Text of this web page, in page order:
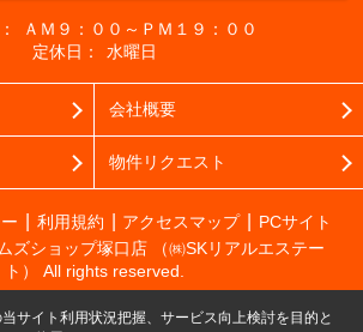
ＡＭ９：００～ＰＭ１９：００
定休日：
水曜日
会社概要
物件リクエスト
利用規約 アクセスマップ
PCサイト
ズショップ塚口店 （㈱SKリアルエステー
ト） All rights reserved.
サイト利用状況把握、サービス向上検討を目的と